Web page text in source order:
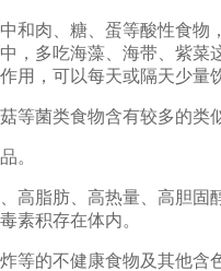
肉、糖、蛋等酸性食物
，多吃海藻、海带、紫
用，可以每天或隔天少量
菌类食物含有较多的类
。
脂肪、高热量、高胆固
素积存在体内。
的不健康食物及其他含